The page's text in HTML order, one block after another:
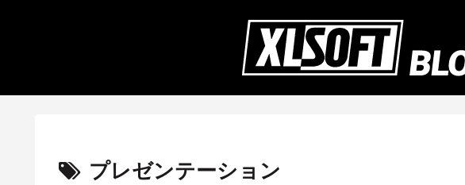
プレゼンテーション